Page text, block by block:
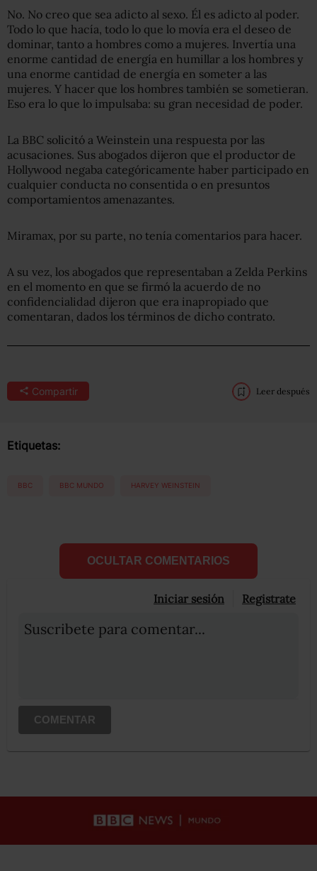
No. No creo que sea adicto al sexo. Él es adicto al poder.
Todo lo que hacía, todo lo que lo movía era el deseo de
dominar, tanto a hombres como a mujeres. Invertía una
enorme cantidad de energía en humillar a los hombres y
una enorme cantidad de energía en someter a las
mujeres. Y hacer que los hombres también se sometieran.
Eso era lo que lo impulsaba: su gran necesidad de poder.
La BBC solicitó a Weinstein una respuesta por las
acusaciones. Sus abogados dijeron que el productor de
Hollywood negaba categóricamente haber participado en
cualquier conducta no consentida o en presuntos
comportamientos amenazantes.
Miramax, por su parte, no tenía comentarios para hacer.
A su vez, los abogados que representaban a Zelda Perkins
en el momento en que se firmó la acuerdo de no
confidencialidad dijeron que era inapropiado que
comentaran, dados los términos de dicho contrato.
Compartir Leer después
Etiquetas:
BBC BBC MUNDO HARVEY WEINSTEIN
OCULTAR COMENTARIOS
Iniciar sesión Registrate
Suscribete para comentar...
COMENTAR